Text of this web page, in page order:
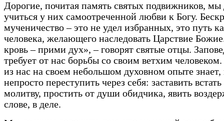
Дорогие, почитая память святых подвижников,
учиться у них самоотреченной любви к Богу.
мученичество – это не удел избранных, это путь
человека, желающего наследовать Царствие
кровь – прими дух», – говорят святые отцы.
требует от нас борьбы со своим ветхим
из нас на своем небольшом духовном опыте знает,
непросто переступить через себя: заставить
молитву, простить от души обидчика, явить
слове, в деле.